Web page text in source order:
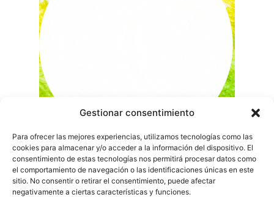
Gestionar consentimiento
Para ofrecer las mejores experiencias, utilizamos tecnologías como las
cookies para almacenar y/o acceder a la información del dispositivo. El
consentimiento de estas tecnologías nos permitirá procesar datos como
el comportamiento de navegación o las identificaciones únicas en este
sitio. No consentir o retirar el consentimiento, puede afectar
negativamente a ciertas características y funciones.